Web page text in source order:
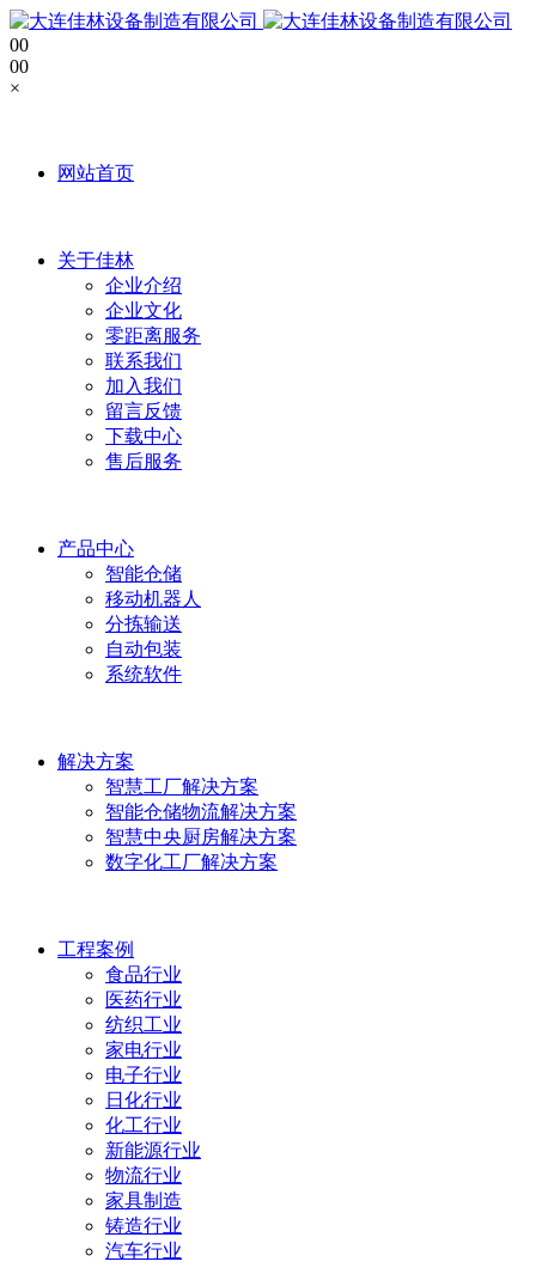
00
00
×
网站首页
关于佳林
企业介绍
企业文化
零距离服务
联系我们
加入我们
留言反馈
下载中心
售后服务
产品中心
智能仓储
移动机器人
分拣输送
自动包装
系统软件
解决方案
智慧工厂解决方案
智能仓储物流解决方案
智慧中央厨房解决方案
数字化工厂解决方案
工程案例
食品行业
医药行业
纺织工业
家电行业
电子行业
日化行业
化工行业
新能源行业
物流行业
家具制造
铸造行业
汽车行业